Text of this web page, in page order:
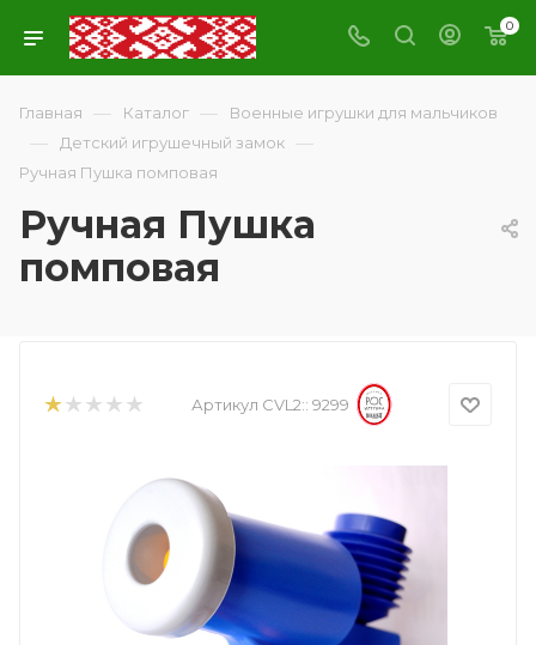
0
Главная — Каталог — Военные игрушки для мальчиков
— Детский игрушечный замок —
Ручная Пушка помповая
Ручная Пушка
помповая
Артикул CVL2:: 9299